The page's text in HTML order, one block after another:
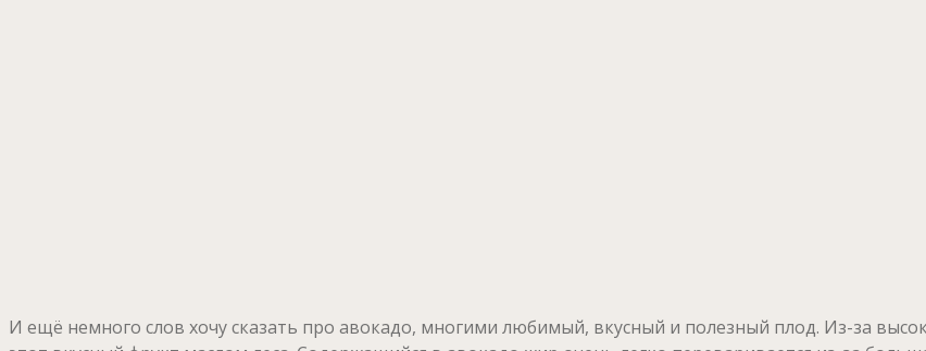
И ещё немного слов хочу сказать про авокадо, многими любимый, вкусный и полезный плод. Из-за